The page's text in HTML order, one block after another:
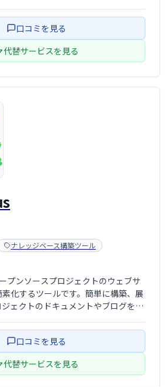
れば、すぐに使い始めることがで
メン …口コミを見る
代替サービスを見る
ナレッジベース構築ツール
プンソースプロジェクトのウェブサ
化するツールです。簡単に構築、展
ェクトのドキュメントやブログを美
理を実現します。 無料でご利用いた
口コミを見る
代替サービスを見る